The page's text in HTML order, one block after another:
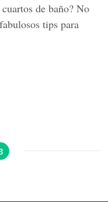
de baño? No
tips para